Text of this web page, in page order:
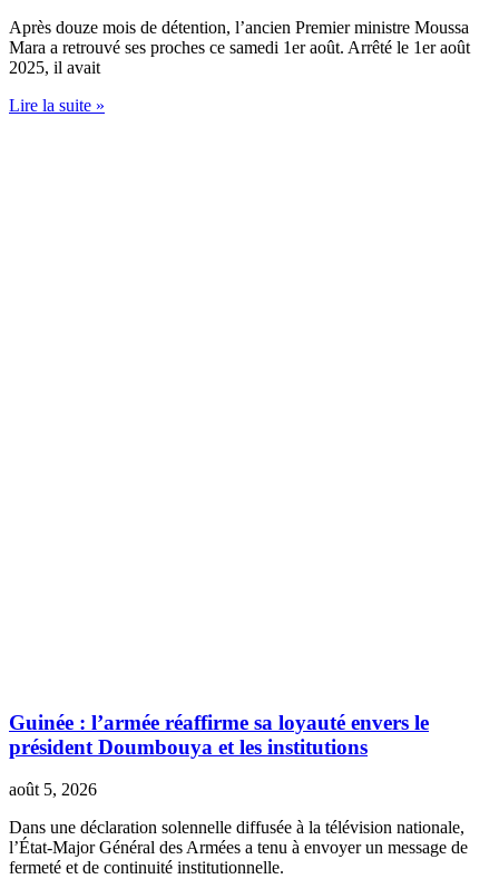
Après douze mois de détention, l’ancien Premier ministre Moussa
Mara a retrouvé ses proches ce samedi 1er août. Arrêté le 1er août
2025, il avait
Lire la suite »
Guinée : l’armée réaffirme sa loyauté envers le
président Doumbouya et les institutions
août 5, 2026
Dans une déclaration solennelle diffusée à la télévision nationale,
l’État-Major Général des Armées a tenu à envoyer un message de
fermeté et de continuité institutionnelle.